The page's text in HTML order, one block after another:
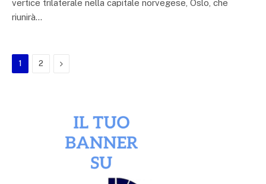
vertice trilaterale nella capitale norvegese, Oslo, che
riunirà…
1 2 Next